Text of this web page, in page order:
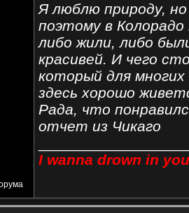
Я люблю природу,
поэтому в
либо жили, либо
красивей. И чего
который для
здесь хорошо
Рада, что
отчет из Чикаго
I wanna drown in